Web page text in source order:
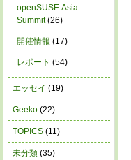
openSUSE.Asia
Summit(26)
開催情報 (17)
レポート (54)
エッセイ (19)
Geeko (22)
TOPICS (11)
未分類 (35)